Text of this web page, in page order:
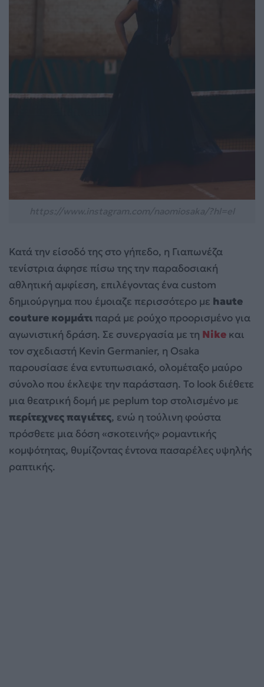
Κατά την είσοδό της στο γήπεδο, η Γιαπωνέζα
τενίστρια άφησε πίσω της την παραδοσιακή
αθλητική αμφίεση, επιλέγοντας ένα custom
δημιούργημα που έμοιαζε περισσότερο με haute
couture κομμάτι παρά με ρούχο προορισμένο για
αγωνιστική δράση. Σε συνεργασία με τη Nike και
τον σχεδιαστή Kevin Germanier, η Osaka
παρουσίασε ένα εντυπωσιακό, ολομέταξο μαύρο
σύνολο που έκλεψε την παράσταση. Το look διέθετε
μια θεατρική δομή με peplum top στολισμένο με
περίτεχνες παγιέτες, ενώ η τούλινη φούστα
πρόσθετε μια δόση «σκοτεινής» ρομαντικής
κομψότητας, θυμίζοντας έντονα πασαρέλες υψηλής
ραπτικής.